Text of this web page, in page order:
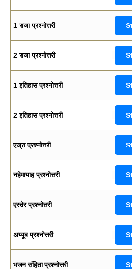
1 राजा प्रश्नोत्तरी
2 राजा प्रश्नोत्तरी
1 इतिहास प्रश्नोत्तरी
2 इतिहास प्रश्नोत्तरी
एज्रा प्रश्नोत्तरी
नहेमायाह प्रश्नोत्तरी
एस्तेर प्रश्नोत्तरी
अय्यूब प्रश्नोत्तरी
भजन संहिता प्रश्नोत्तरी